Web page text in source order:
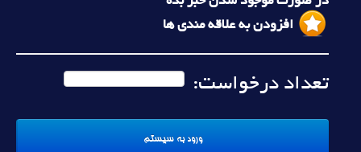
افزودن به علاقه مندی ها
تعداد درخواست: